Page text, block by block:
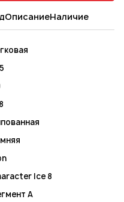
ОписаниеНаличие
Ice 8
A